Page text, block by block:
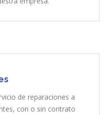
de reparaciones a
con o sin contrato